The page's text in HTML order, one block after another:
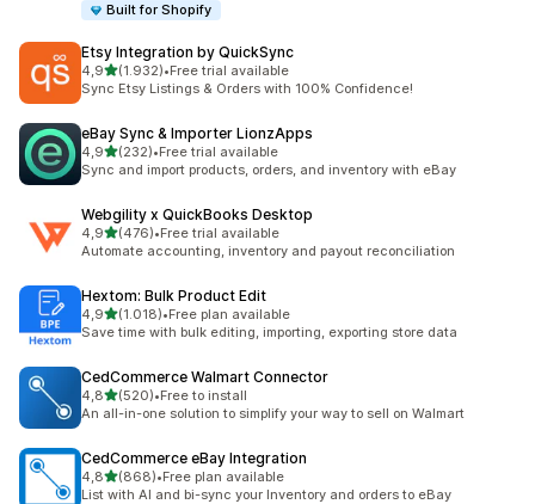
Built for Shopify
Etsy Integration by QuickSync
4,9de 5 estrelas
(1.932)
1932 total de avaliações
•Free trial available
Sync Etsy Listings & Orders with 100% Confidence!
eBay Sync & Importer LionzApps
4,9de 5 estrelas
(232)
232 total de avaliações
•Free trial available
Sync and import products, orders, and inventory with eBay
Webgility x QuickBooks Desktop
4,9de 5 estrelas
(476)
476 total de avaliações
•Free trial available
Automate accounting, inventory and payout reconciliation
Hextom: Bulk Product Edit
4,9de 5 estrelas
(1.018)
1018 total de avaliações
•Free plan available
Save time with bulk editing, importing, exporting store data
CedCommerce Walmart Connector
4,8de 5 estrelas
(520)
520 total de avaliações
•Free to install
An all-in-one solution to simplify your way to sell on Walmart
CedCommerce eBay Integration
4,8de 5 estrelas
(868)
868 total de avaliações
•Free plan available
List with AI and bi-sync your Inventory and orders to eBay